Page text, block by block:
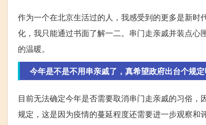
作为一个在北京生活过的人，我感受到的更多是新
化，我只能通过书面了解一二。串门走亲戚并装点
的温暖。
今年是不是不用串亲戚了，真希望政府出台个规
目前无法确定今年是否需要取消串门走亲戚的习俗
规定，这是因为疫情的蔓延程度还需要进一步观察和